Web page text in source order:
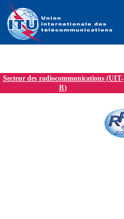
Secteur des radiocommunications (UIT-
R)